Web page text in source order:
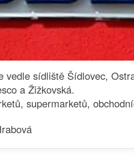
vedle sídliště Šídlovec,
a Žižkovská.
supermarketů,